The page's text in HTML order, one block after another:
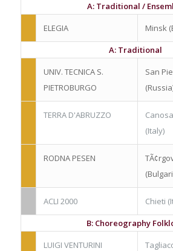
A: Traditional /
ELEGIA
Minsk
A: Traditional
UNIV. TECNICA S.
PIETROBURGO
San
TERRA D'ABRUZZO
(Italy)
RODNA PESEN
ACLI 2000 Chieti
B: Choreography
LUIGI VENTURINI